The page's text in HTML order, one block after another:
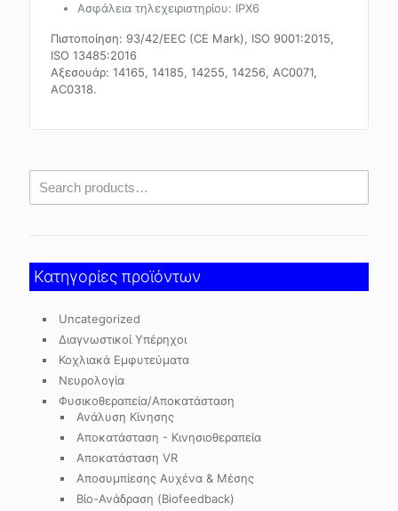
Ασφάλεια τηλεχειριστηρίου: IPX6
Πιστοποίηση: 93/42/EEC (CE Mark), ISO 9001:2015,
ISO 13485:2016
Αξεσουάρ: 14165, 14185, 14255, 14256, ΑC0071,
AC0318.
Κατηγορίες προϊόντων
Uncategorized
Διαγνωστικοί Υπέρηχοι
Κοχλιακά Εμφυτεύματα
Νευρολογία
Φυσικοθεραπεία/Αποκατάσταση
Ανάλυση Κίνησης
Αποκατάσταση - Κινησιοθεραπεία
Αποκατάσταση VR
Αποσυμπίεσης Αυχένα & Μέσης
Βίο-Ανάδραση (Biofeedback)